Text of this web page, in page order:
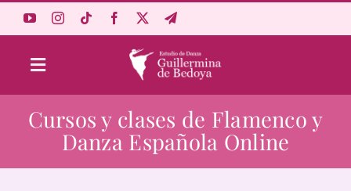
Toggle
Navigation
Aprende Online
Estudio
Cursos y clases de Flamenco y
Danza Española Online